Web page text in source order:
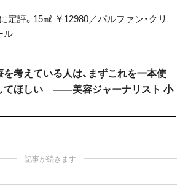
定評。15㎖ ￥12980／パルファン・クリ
ル
を考えている人は、まずこれを一本使
てほしい ——美容ジャーナリスト 小
記事が続きます